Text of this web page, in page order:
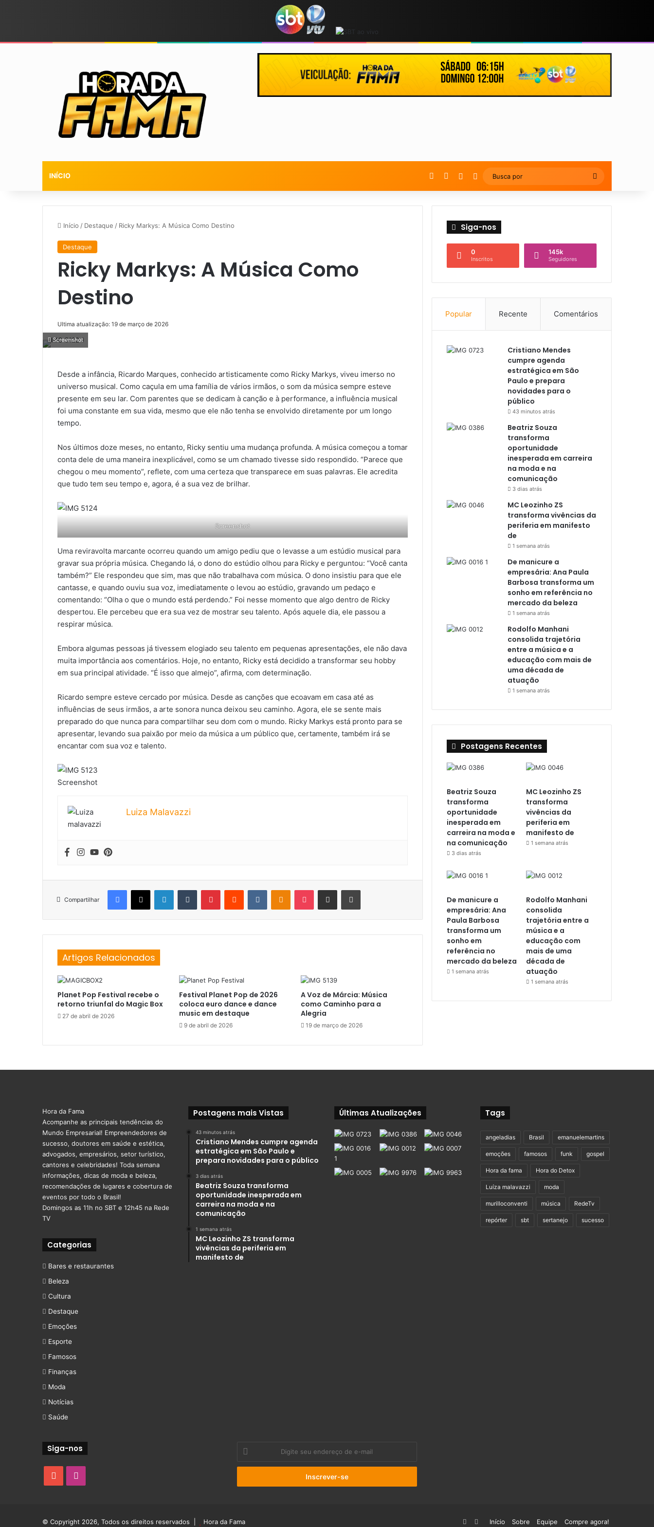
INÍCIO YouTubeInstagramArtigo Aleatório
Switch skin
Busca
por
Início / Destaque / Ricky Markys: A Música Como Destino
Destaque
Ricky Markys: A Música Como
Destino
Ultima atualização: 19 de março de 2026
Screenshot
Desde a infância, Ricardo Marques, conhecido artisticamente como Ricky Markys, viveu imerso no
universo musical. Como caçula em uma família de vários irmãos, o som da música sempre esteve
presente em seu lar. Com parentes que se dedicam à canção e à performance, a influência musical
foi uma constante em sua vida, mesmo que ele não tenha se envolvido diretamente por um longo
tempo.
Nos últimos doze meses, no entanto, Ricky sentiu uma mudança profunda. A música começou a tomar
conta dele de uma maneira inexplicável, como se um chamado tivesse sido respondido. “Parece que
chegou o meu momento”, reflete, com uma certeza que transparece em suas palavras. Ele acredita
que tudo tem seu tempo e, agora, é a sua vez de brilhar.
Screenshot
Uma reviravolta marcante ocorreu quando um amigo pediu que o levasse a um estúdio musical para
gravar sua própria música. Chegando lá, o dono do estúdio olhou para Ricky e perguntou: “Você canta
também?” Ele respondeu que sim, mas que não trabalhava com música. O dono insistiu para que ele
cantasse, e quando ouviu sua voz, imediatamente o levou ao estúdio, gravando um pedaço e
comentando: “Olha o que o mundo está perdendo.” Foi nesse momento que algo dentro de Ricky
despertou. Ele percebeu que era sua vez de mostrar seu talento. Após aquele dia, ele passou a
respirar música.
Embora algumas pessoas já tivessem elogiado seu talento em pequenas apresentações, ele não dava
muita importância aos comentários. Hoje, no entanto, Ricky está decidido a transformar seu hobby
em sua principal atividade. “É isso que almejo”, afirma, com determinação.
Ricardo sempre esteve cercado por música. Desde as canções que ecoavam em casa até as
influências de seus irmãos, a arte sonora nunca deixou seu caminho. Agora, ele se sente mais
preparado do que nunca para compartilhar seu dom com o mundo. Ricky Markys está pronto para se
apresentar, levando sua paixão por meio da música a um público que, certamente, também irá se
encantar com sua voz e talento.
Screenshot
Luiza Malavazzi
Compartilhar
Facebook
X LinkedinTumblr PinterestReddit VK OK Pocket Compartilhar por e-mail Imprimir
Artigos Relacionados
Planet Pop Festival recebe o
retorno triunfal do Magic Box
27 de abril de 2026
Festival Planet Pop de 2026
coloca euro dance e dance
music em destaque
9 de abril de 2026
A Voz de Márcia: Música
como Caminho para a
Alegria
19 de março de 2026
Siga-nos
0
Inscritos
145k
Seguidores
Popular Recente Comentários
Cristiano Mendes
cumpre agenda
estratégica em São
Paulo e prepara
novidades para o
público
43 minutos atrás
Beatriz Souza
transforma
oportunidade
inesperada em carreira
na moda e na
comunicação
3 dias atrás
MC Leozinho ZS
transforma vivências da
periferia em manifesto
de
1 semana atrás
De manicure a
empresária: Ana Paula
Barbosa transforma um
sonho em referência no
mercado da beleza
1 semana atrás
Rodolfo Manhani
consolida trajetória
entre a música e a
educação com mais de
uma década de
atuação
1 semana atrás
Postagens Recentes
Beatriz Souza
transforma
oportunidade
inesperada em
carreira na moda e
na comunicação
3 dias atrás
MC Leozinho ZS
transforma
vivências da
periferia em
manifesto de
1 semana atrás
De manicure a
empresária: Ana
Paula Barbosa
transforma um
sonho em
referência no
mercado da beleza
1 semana atrás
Rodolfo Manhani
consolida
trajetória entre a
música e a
educação com
mais de uma
década de
atuação
1 semana atrás
Hora da Fama
Acompanhe as principais tendências do
Mundo Empresarial! Empreendedores de
sucesso, doutores em saúde e estética,
advogados, empresários, setor turístico,
cantores e celebridades! Toda semana
informações, dicas de moda e beleza,
recomendações de lugares e cobertura de
eventos por todo o Brasil!
Domingos as 11h no SBT e 12h45 na Rede
TV
Categorias
Bares e restaurantes
Beleza
Cultura
Destaque
Emoções
Esporte
Famosos
Finanças
Moda
Notícias
Saúde
Postagens mais Vistas
43 minutos atrás
Cristiano Mendes cumpre agenda
estratégica em São Paulo e
prepara novidades para o público
3 dias atrás
Beatriz Souza transforma
oportunidade inesperada em
carreira na moda e na
comunicação
1 semana atrás
MC Leozinho ZS transforma
vivências da periferia em
manifesto de
Últimas Atualizações Tags
angeladias Brasil emanuelemartins
emoções famosos funk gospel
Hora da fama Hora do Detox
Luíza malavazzi moda
murilloconventi música RedeTv
repórter sbt sertanejo sucesso
Siga-nos
YouTube
seu
endereço
e-
© Copyright 2026, Todos os direitos reservados | Hora da Fama Início Sobre Equipe Compre agora!
YouTubeInstagram